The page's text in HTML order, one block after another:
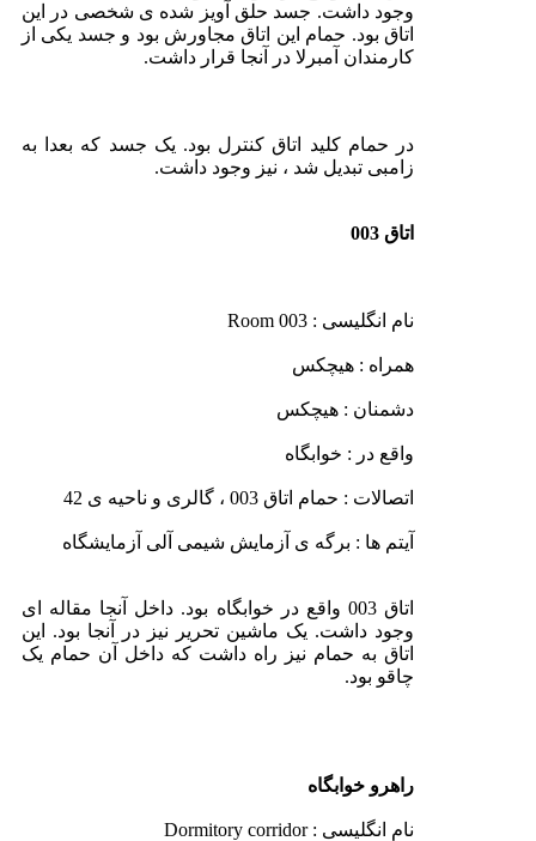
وجود داشت. جسد حلق آویز شده ی شخصی در این
اتاق بود. حمام این اتاق مجاورش بود و جسد یکی از
کارمندان آمبرلا در آنجا قرار داشت.
در حمام کلید اتاق کنترل بود. یک جسد که بعدا به
زامبی تبدیل شد ، نیز وجود داشت.
اتاق 003
نام انگلیسی : Room 003
همراه : هیچکس
دشمنان : هیچکس
واقع در : خوابگاه
اتصالات : حمام اتاق 003 ، گالری و ناحیه ی 42
آیتم ها : برگه ی آزمایش شیمی آلی آزمایشگاه
اتاق 003 واقع در خوابگاه بود. داخل آنجا مقاله ای
وجود داشت. یک ماشین تحریر نیز در آنجا بود. این
اتاق به حمام نیز راه داشت که داخل آن حمام یک
چاقو بود.
راهرو خوابگاه
نام انگلیسی : Dormitory corridor